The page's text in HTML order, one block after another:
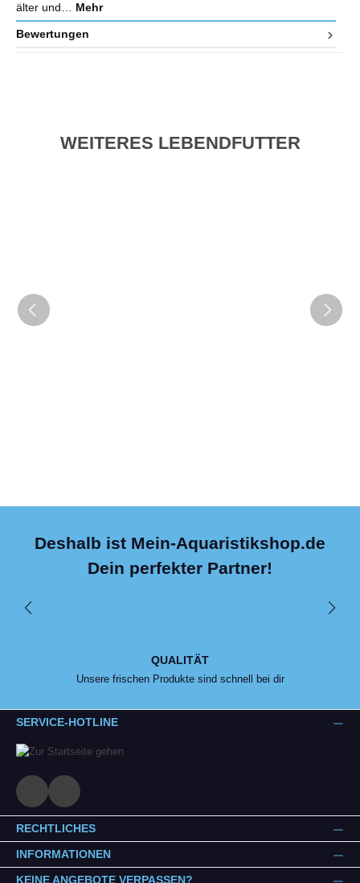
älter und… Mehr
Bewertungen
WEITERES LEBENDFUTTER
Deshalb ist Mein-Aquaristikshop.de
Dein perfekter Partner!
QUALITÄT
Unsere frischen Produkte sind schnell bei dir
SERVICE-HOTLINE
RECHTLICHES
INFORMATIONEN
KEINE ANGEBOTE VERPASSEN?